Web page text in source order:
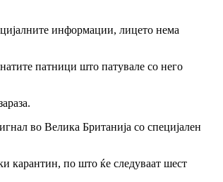
информации, лицето нема
патници што патувале со него
во Велика Британија со специјален
карантин, по што ќе следуваат шест